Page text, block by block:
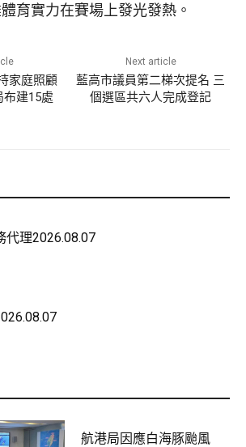
育實力在賽場上發光發熱。
家庭照顧
建15處
Next article
藍高市議員第二梯次提名 三
個選區共六人完成登記
代理2026.08.07
航港局因應白海豚颱風